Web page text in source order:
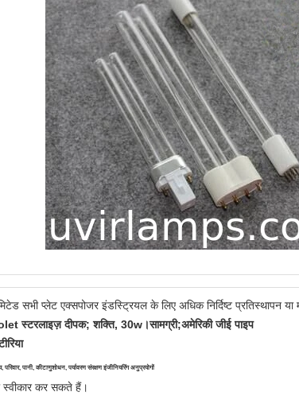
सभी प्लेट एक्सपोजर इंडस्ट्रियल के लिए अधिक निर्दिष्ट प्रतिस्थापन
स्टरलाइज़ दीपक; शक्ति, 30w।सामग्री;अमेरिकी जीई पाइप
पानी, कीटाणुशोधन, पर्यावरण संरक्षण इंजीनियरिंग अनुप्रयोगों
कर सकते हैं।